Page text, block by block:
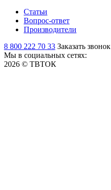
Статьи
Вопрос-ответ
Производители
8 800 222 70 33 Заказать звонок
Мы в социальных сетях:
2026 © ТВТОК